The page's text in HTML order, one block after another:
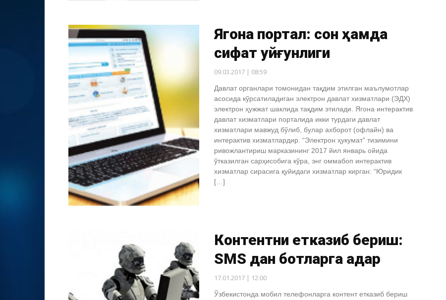
Ягона портал: сон ҳамда
сифат уйғунлиги
09.03.2017 | 08:59
Давлат органлари томонидан тақдим этилган маълумотлар
асосида кўрсатиладиган электрон давлат хизматлари (ЭДХ)
электрон ҳужжат шаклида тақдим этилади. Ягона интерактив
давлат хизматлари порталида икки турдаги давлат
хизматлари мавжуд бўлиб, булар ахборот (офлайн) ва
интерактив хизматлардир. “Электрон ҳукумат” тизимини
ривожлантириш марказининг 2017 йил январь ойида
ўтказилган сарҳисобига кўра, энг оммабоп интерактив
хизматлар сирасига қуйидаги хизматлар кирган: “Юридик
[…]
Контентни етказиб бериш:
SMS дан ботларга қадар
17.01.2017 | 12:00
Ўзбекистонда мобил телефонларга контент етказиб бериш